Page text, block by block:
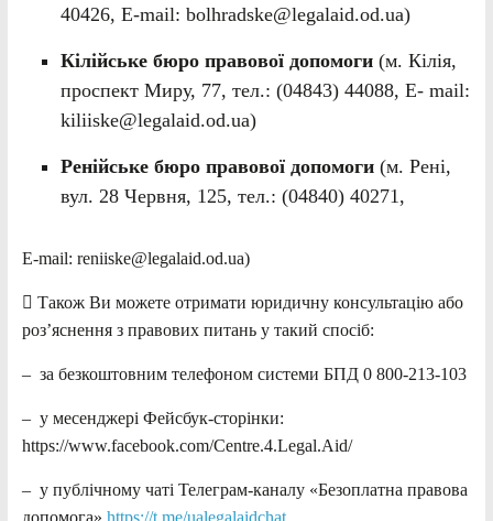
40426, E-mail: bolhradske@legalaid.od.ua)
Кілійськебюро правової допомоги(м. Кілія,
проспект Миру, 77, тел.: (04843) 44088, E- mail:
kiliiske@legalaid.od.ua)
Ренійське бюро правової допомоги(м. Рені,
вул. 28 Червня, 125, тел.: (04840) 40271,
E-mail: reniiske@legalaid.od.ua)
 Також Ви можете отримати юридичну консультацію або
роз’яснення з правових питань у такий спосіб:
– за безкоштовним телефоном системи БПД 0 800-213-103
– у месенджері Фейсбук-сторінки:
https://www.facebook.com/Centre.4.Legal.Aid/
– у публічному чаті Телеграм-каналу «Безоплатна правова
допомога» https://t.me/ualegalaidchat